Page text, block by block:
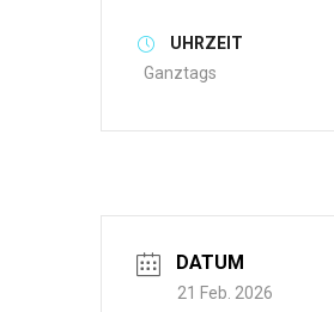
UHRZEIT
Ganztags
DATUM
21 Feb. 2026